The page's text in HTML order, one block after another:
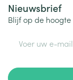
Nieuwsbrief
Blijf op de